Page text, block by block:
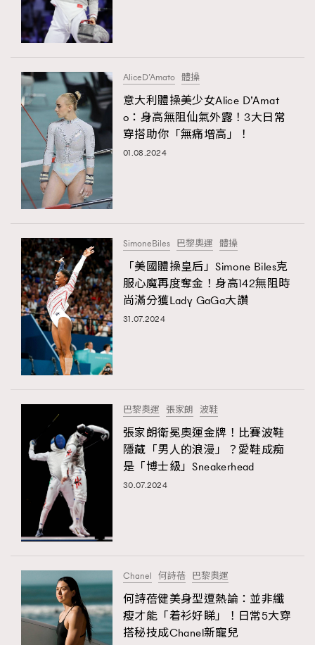
FigaroHub 128
FigaroIcon 68
FigaroInsight 156
FigaroIssue
FigaroLove
FigaroMasterclass 20
FigaroMusic 90
FigaroStyle 89
FigaroSubculture 14
Grooming&Fitness
HommesFashion 2
HommeStyle 132
NoBagNoLife 349
People 53
TheFrenchWay
WatchesWonder&Beyond
向ChanelN°5致敬
大時代小事情
時尚熱話 537
時尚配飾 297
法國五月French May專訪四位香港文藝代表
#FigaroIssue 容祖兒封面專訪｜追逐歌手夢
#FigaroIssue 專訪陳漢娜Hanna與Takuro｜模特
情侶談愛情
AliceD’Amato 體操
意大利體操美少女Alice D’Amat
o：身高無阻仙氣外露！3大日常
穿搭助你「無痛增高」！
01.08.2024
SimoneBiles 巴黎奧運 體操
「美國體操皇后」Simone Biles克
服心魔再度奪金！身高142無阻時
尚滿分獲Lady GaGa大讚
31.07.2024
巴黎奧運 張家朗 波鞋
張家朗衛冕奧運金牌！比賽波鞋
隱藏「男人的浪漫」？愛鞋成痴
是「博士級」Sneakerhead
30.07.2024
Chanel 何詩蓓 巴黎奧運
何詩蓓健美身型遭熱論：並非纖
瘦才能「着衫好睇」！日常5大穿
搭秘技成Chanel新寵兒